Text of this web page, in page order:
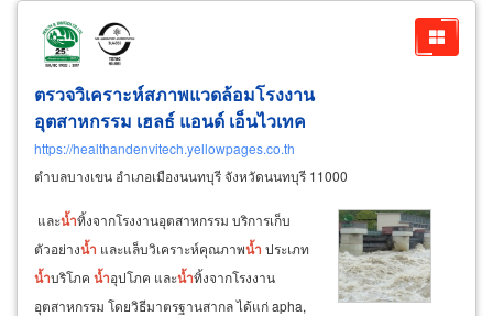
ตรวจวิเคราะห์สภาพแวดล้อมโรงงาน
อุตสาหกรรม เฮลธ์ แอนด์ เอ็นไวเทค
https://healthandenvitech.yellowpages.co.th
ตำบลบางเขน อำเภอเมืองนนทบุรี จังหวัดนนทบุรี 11000
และน้ำทิ้งจากโรงงานอุตสาหกรรม บริการเก็บ
ตัวอย่างน้ำ และแล็บวิเคราะห์คุณภาพน้ำ ประเภท
น้ำบริโภค น้ำอุปโภค และน้ำทิ้งจากโรงงาน
อุตสาหกรรม โดยวิธีมาตรฐานสากล ได้แก่ apha,